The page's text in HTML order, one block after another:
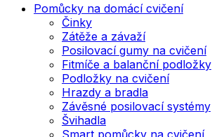
Pomůcky na domácí cvičení
Činky
Zátěže a závaží
Posilovací gumy na cvičení
Fitmíče a balanční podložky
Podložky na cvičení
Hrazdy a bradla
Závěsné posilovací systémy
Švihadla
Smart pomůcky na cvičení